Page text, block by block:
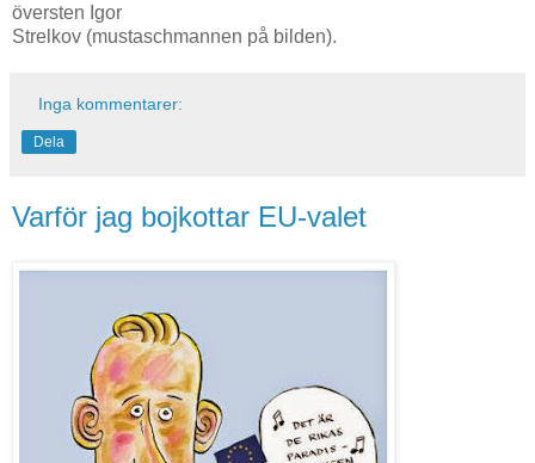
översten Igor
Strelkov (mustaschmannen på bilden).
Inga kommentarer:
Dela
Varför jag bojkottar EU-valet